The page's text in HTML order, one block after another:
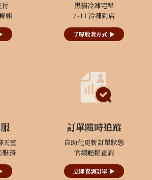
付
帳
黑貓冷凍宅配
7-11 冷凍到店
了解收貨方式 ▶
天室
服務
訂單隨時追蹤
自助化更新訂單狀態
官網輕鬆查詢
立即查詢訂單 ▶